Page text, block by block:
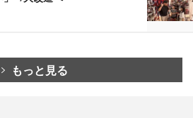
もっと見る